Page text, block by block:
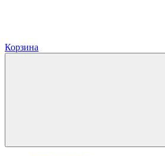
Корзина